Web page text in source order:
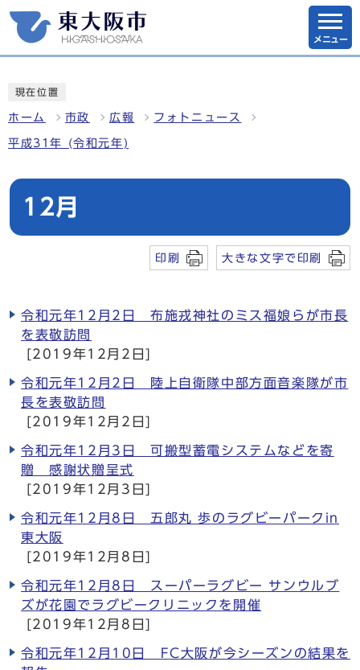
メニュー
現在位置
ホーム 市政 広報 フォトニュース
平成31年 (令和元年)
12月
印刷 大きな文字で印刷
令和元年12月2日 布施戎神社のミス福娘らが市長
を表敬訪問
[2019年12月2日]
令和元年12月2日 陸上自衛隊中部方面音楽隊が市
長を表敬訪問
[2019年12月2日]
令和元年12月3日 可搬型蓄電システムなどを寄
贈 感謝状贈呈式
[2019年12月3日]
令和元年12月8日 五郎丸 歩のラグビーパークin
東大阪
[2019年12月8日]
令和元年12月8日 スーパーラグビー サンウルブ
ズが花園でラグビークリニックを開催
[2019年12月8日]
令和元年12月10日 FC大阪が今シーズンの結果を